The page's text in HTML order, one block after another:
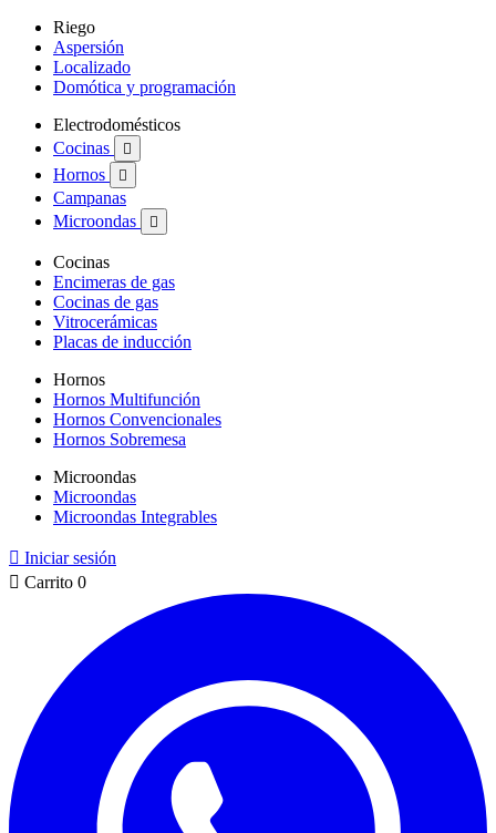
Riego
Aspersión
Localizado
Domótica y programación
Electrodomésticos
Cocinas

Hornos 
Campanas
Microondas

Cocinas
Encimeras de gas
Cocinas de gas
Vitrocerámicas
Placas de inducción
Hornos
Hornos Multifunción
Hornos Convencionales
Hornos Sobremesa
Microondas
Microondas
Microondas Integrables
 Iniciar sesión
 Carrito 0